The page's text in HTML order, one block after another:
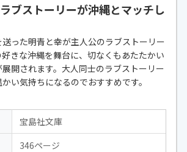
ブストーリーが沖縄とマッチし
った明青と幸が主人公のラブストーリー
きな沖縄を舞台に、切なくもあたたかい
開されます。大人同士のラブストーリー
い気持ちになるのでおすすめです。
宝島社文庫
346ページ